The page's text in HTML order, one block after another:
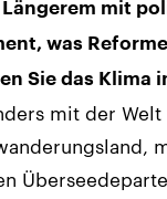
mit
was
Sie das Klima
mit der